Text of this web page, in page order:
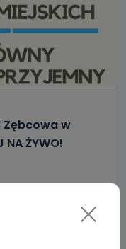
Zębcowa w
ŻYWO!
12